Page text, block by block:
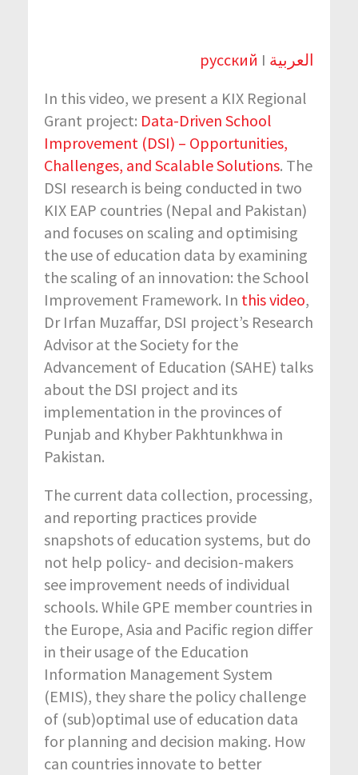
русский I العربية
In this video, we present a KIX Regional
Grant project: Data-Driven School
Improvement (DSI) – Opportunities,
Challenges, and Scalable Solutions. The
DSI research is being conducted in two
KIX EAP countries (Nepal and Pakistan)
and focuses on scaling and optimising
the use of education data by examining
the scaling of an innovation: the School
Improvement Framework. In this video,
Dr Irfan Muzaffar, DSI project’s Research
Advisor at the Society for the
Advancement of Education (SAHE) talks
about the DSI project and its
implementation in the provinces of
Punjab and Khyber Pakhtunkhwa in
Pakistan.
The current data collection, processing,
and reporting practices provide
snapshots of education systems, but do
not help policy- and decision-makers
see improvement needs of individual
schools. While GPE member countries in
the Europe, Asia and Pacific region differ
in their usage of the Education
Information Management System
(EMIS), they share the policy challenge
of (sub)optimal use of education data
for planning and decision making. How
can countries innovate to better